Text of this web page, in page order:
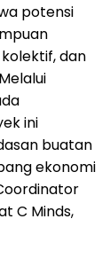
potensi
dan
ini
buatan
ekonomi
C Minds,